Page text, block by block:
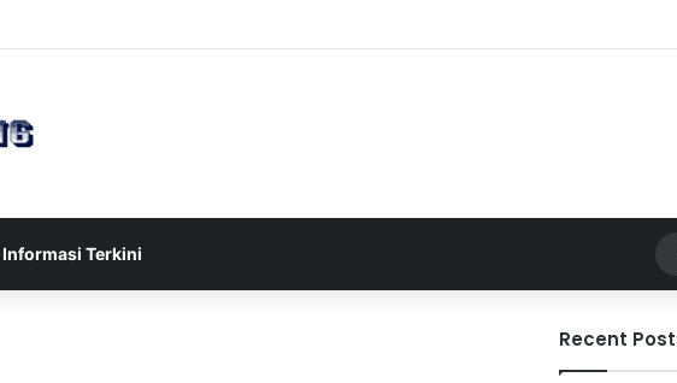
Informasi Terkini
Recent